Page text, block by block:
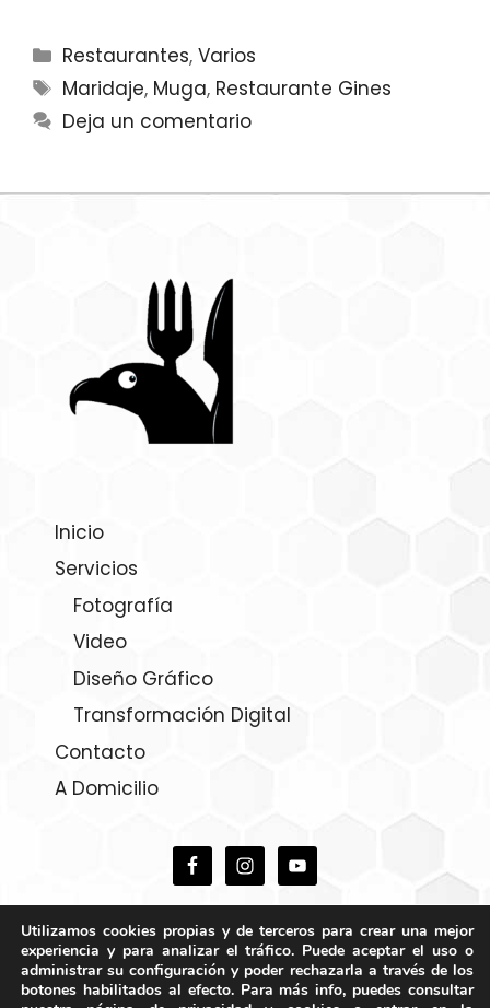
Categorías
Restaurantes,Varios
Etiquetas
Maridaje, Muga, Restaurante Gines
Deja un comentario
Inicio
Servicios
Fotografía
Video
Diseño Gráfico
Transformación Digital
Contacto
A Domicilio
Utilizamos cookies propias y de terceros para crear una mejor
experiencia y para analizar el tráfico. Puede aceptar el uso o
administrar su configuración y poder rechazarla a través de los
botones habilitados al efecto. Para más info, puedes consultar